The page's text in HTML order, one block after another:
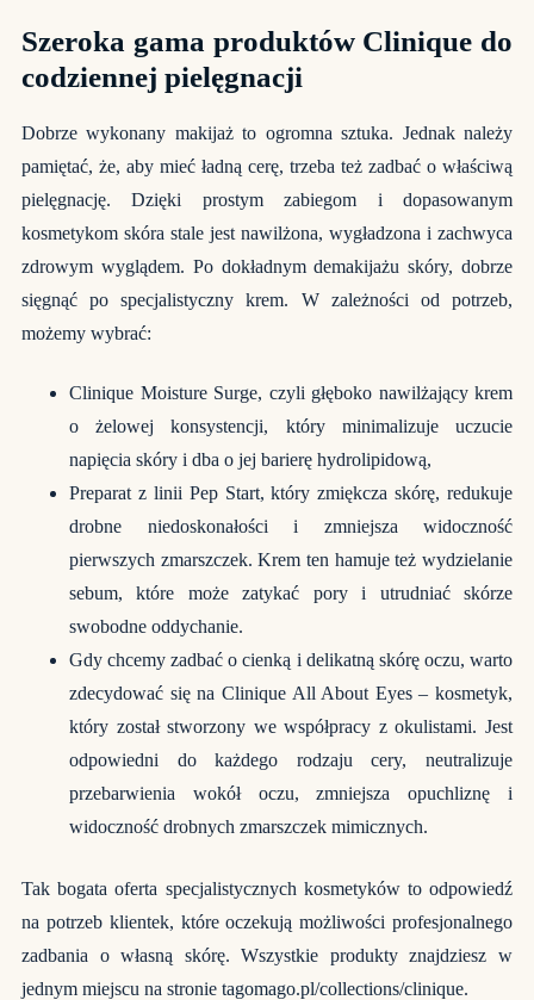
Szeroka gama produktów Clinique do
codziennej pielęgnacji
Dobrze wykonany makijaż to ogromna sztuka. Jednak należy
pamiętać, że, aby mieć ładną cerę, trzeba też zadbać o właściwą
pielęgnację. Dzięki prostym zabiegom i dopasowanym
kosmetykom skóra stale jest nawilżona, wygładzona i zachwyca
zdrowym wyglądem. Po dokładnym demakijażu skóry, dobrze
sięgnąć po specjalistyczny krem. W zależności od potrzeb,
możemy wybrać:
Clinique Moisture Surge, czyli głęboko nawilżający krem
o żelowej konsystencji, który minimalizuje uczucie
napięcia skóry i dba o jej barierę hydrolipidową,
Preparat z linii Pep Start, który zmiękcza skórę, redukuje
drobne niedoskonałości i zmniejsza widoczność
pierwszych zmarszczek. Krem ten hamuje też wydzielanie
sebum, które może zatykać pory i utrudniać skórze
swobodne oddychanie.
Gdy chcemy zadbać o cienką i delikatną skórę oczu, warto
zdecydować się na Clinique All About Eyes – kosmetyk,
który został stworzony we współpracy z okulistami. Jest
odpowiedni do każdego rodzaju cery, neutralizuje
przebarwienia wokół oczu, zmniejsza opuchliznę i
widoczność drobnych zmarszczek mimicznych.
Tak bogata oferta specjalistycznych kosmetyków to odpowiedź
na potrzeb klientek, które oczekują możliwości profesjonalnego
zadbania o własną skórę. Wszystkie produkty znajdziesz w
jednym miejscu na stronie tagomago.pl/collections/clinique.